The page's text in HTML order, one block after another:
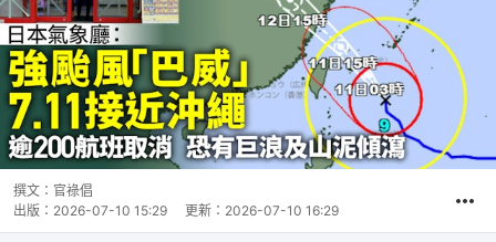
撰文： 官祿倡
出版： 2026-07-10 15:29 更新： 2026-07-10 16:29